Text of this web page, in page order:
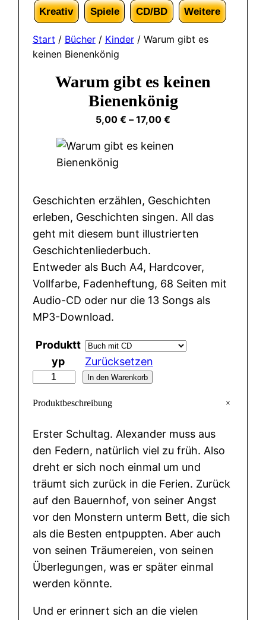
Kreativ Spiele CD/BD Weitere
Start / Bücher/ Kinder/ Warum gibt es
keinen Bienenkönig
Warum gibt es keinen
Bienenkönig
5,00 € – 17,00 €
Geschichten erzählen, Geschichten
erleben, Geschichten singen. All das
geht mit diesem bunt illustrierten
Geschichtenliederbuch.
Entweder als Buch A4, Hardcover,
Vollfarbe, Fadenheftung, 68 Seiten mit
Audio-CD oder nur die 13 Songs als
MP3-Download.
Produktt
yp
Zurücksetzen
u
m
g
i
k
n
In den Warenkorb
Produktbeschreibung +
Erster Schultag. Alexander muss aus
den Federn, natürlich viel zu früh. Also
dreht er sich noch einmal um und
träumt sich zurück in die Ferien. Zurück
auf den Bauernhof, von seiner Angst
vor den Monstern unterm Bett, die sich
als die Besten entpuppten. Aber auch
von seinen Träumereien, von seinen
Überlegungen, was er später einmal
werden könnte.
Und er erinnert sich an die vielen